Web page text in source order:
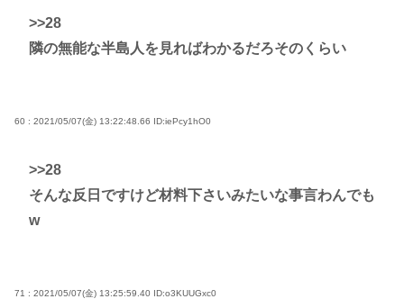
>>28
隣の無能な半島人を見ればわかるだろそのくらい
60 : 2021/05/07(金) 13:22:48.66 ID:iePcy1hO0
>>28
そんな反日ですけど材料下さいみたいな事言わんでも
w
71 : 2021/05/07(金) 13:25:59.40 ID:o3KUUGxc0